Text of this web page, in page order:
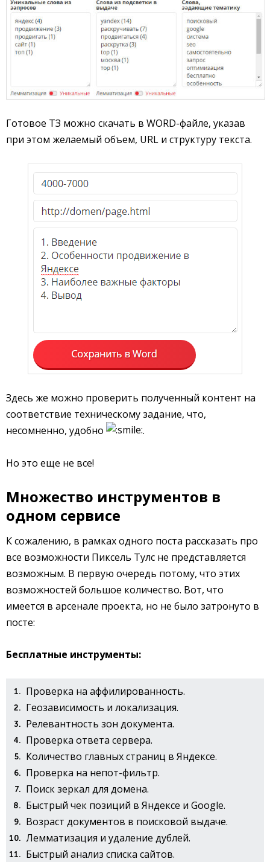
Готовое ТЗ можно скачать в WORD-файле, указав
при этом желаемый объем, URL и структуру текста.
Здесь же можно проверить полученный контент на
соответствие техническому задание, что,
несомненно, удобно
.
Но это еще не все!
Множество инструментов в
одном сервисе
К сожалению, в рамках одного поста рассказать про
все возможности Пиксель Тулс не представляется
возможным. В первую очередь потому, что этих
возможностей большое количество. Вот, что
имеется в арсенале проекта, но не было затронуто в
посте:
Бесплатные инструменты:
Проверка на аффилированность.
Геозависимость и локализация.
Релевантность зон документа.
Проверка ответа сервера.
Количество главных страниц в Яндексе.
Проверка на непот-фильтр.
Поиск зеркал для домена.
Быстрый чек позиций в Яндексе и Google.
Возраст документов в поисковой выдаче.
Лемматизация и удаление дублей.
Быстрый анализ списка сайтов.